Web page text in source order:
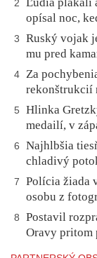
2
opísal noc,
3
Ruský vojak
mu pred
4 Za
rekonštrukcií
5
Hlinka
medailí, v
6
Najhlbšia
chladivý
7
Polícia žiada
osobu z
8
Postavil
Oravy pritom